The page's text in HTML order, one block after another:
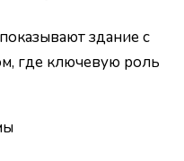
здание с
где ключевую роль